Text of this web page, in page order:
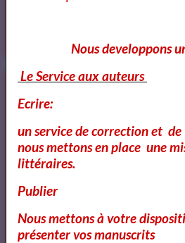
Nos dernières sorties de nos
Nous developpons
Le Service aux auteurs
Ecrire:
un service de correction et
nous mettons en place une
littéraires.
Publier
Nous mettons à votre
présenter vos manuscrits